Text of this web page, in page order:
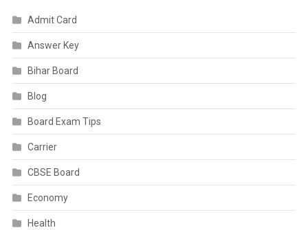
Admit Card
Answer Key
Bihar Board
Blog
Board Exam Tips
Carrier
CBSE Board
Economy
Health